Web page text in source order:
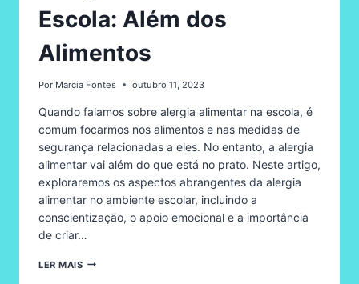
Escola: Além dos
Alimentos
Por Marcia Fontes outubro 11, 2023
Quando falamos sobre alergia alimentar na escola, é
comum focarmos nos alimentos e nas medidas de
segurança relacionadas a eles. No entanto, a alergia
alimentar vai além do que está no prato. Neste artigo,
exploraremos os aspectos abrangentes da alergia
alimentar no ambiente escolar, incluindo a
conscientização, o apoio emocional e a importância
de criar…
LER MAISALERGIA